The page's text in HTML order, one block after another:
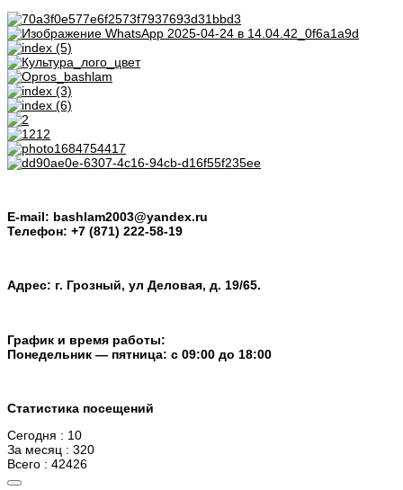
E-mail: bashlam2003@yandex.ru
Телефон: +7 (871) 222-58-19
Адрес: г. Грозный, ул Деловая, д. 19/65.
График и время работы:
Понедельник — пятница: с 09:00 до 18:00
Статистика посещений
Сегодня : 10
За месяц : 320
Всего : 42426